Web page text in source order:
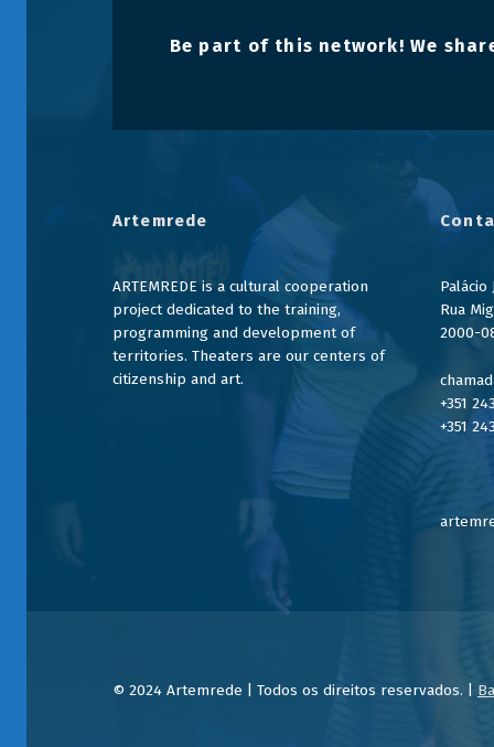
Be part of this network! We
Artemrede
ARTEMREDE is a cultural cooperation
project dedicated to the training,
programming and development of
territories. Theaters are our centers of
citizenship and art.
Palácio
Rua
2000-
+351
+351
© 2024 Artemrede | Todos os direitos reservados. |